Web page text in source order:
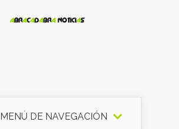
MENÚ DE NAVEGACIÓN